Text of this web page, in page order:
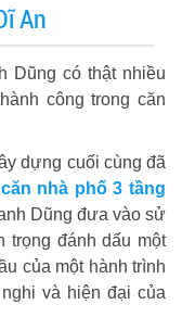
An
Dũng có thật nhiều
công trong căn
dựng cuối cùng đã
nhà phố 3 tầng
Dũng đưa vào sử
trọng đánh dấu một
của một hành trình
và hiện đại của